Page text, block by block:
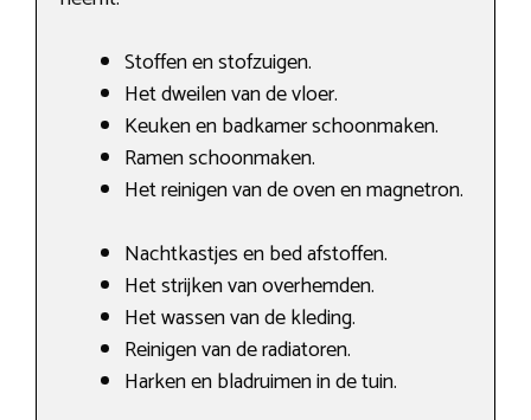
Stoffen en stofzuigen.
Het dweilen van de vloer.
Keuken en badkamer schoonmaken.
Ramen schoonmaken.
Het reinigen van de oven en magnetron.
Nachtkastjes en bed afstoffen.
Het strijken van overhemden.
Het wassen van de kleding.
Reinigen van de radiatoren.
Harken en bladruimen in de tuin.